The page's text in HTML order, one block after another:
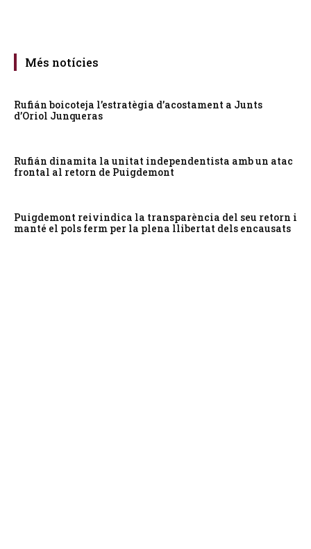
Més notícies
Rufián boicoteja l’estratègia d’acostament a Junts
d’Oriol Junqueras
Rufián dinamita la unitat independentista amb un atac
frontal al retorn de Puigdemont
Puigdemont reivindica la transparència del seu retorn i
manté el pols ferm per la plena llibertat dels encausats